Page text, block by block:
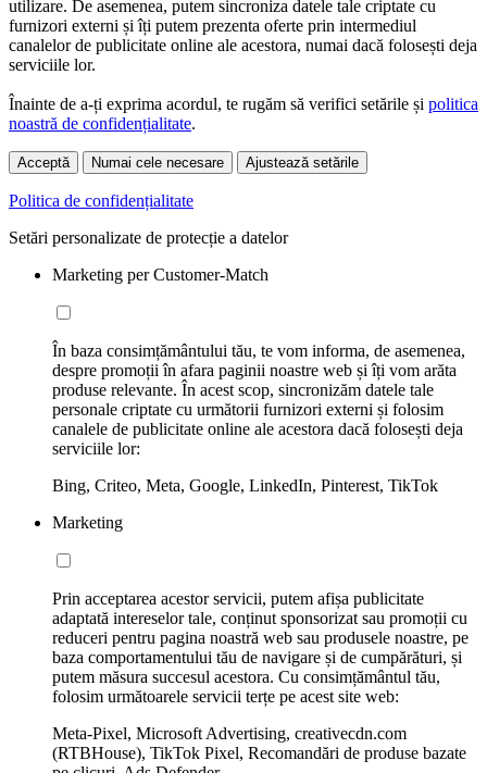
utilizare. De asemenea, putem sincroniza datele tale criptate cu
furnizori externi și îți putem prezenta oferte prin intermediul
canalelor de publicitate online ale acestora, numai dacă folosești deja
serviciile lor.
Înainte de a-ți exprima acordul, te rugăm să verifici setările și politica
noastră de confidențialitate.
Acceptă Numai cele necesare Ajustează setările
Politica de confidențialitate
Setări personalizate de protecție a datelor
Marketing per Customer-Match
În baza consimțământului tău, te vom informa, de asemenea,
despre promoții în afara paginii noastre web și îți vom arăta
produse relevante. În acest scop, sincronizăm datele tale
personale criptate cu următorii furnizori externi și folosim
canalele de publicitate online ale acestora dacă folosești deja
serviciile lor:
Bing, Criteo, Meta, Google, LinkedIn, Pinterest, TikTok
Marketing
Prin acceptarea acestor servicii, putem afișa publicitate
adaptată intereselor tale, conținut sponsorizat sau promoții cu
reduceri pentru pagina noastră web sau produsele noastre, pe
baza comportamentului tău de navigare și de cumpărături, și
putem măsura succesul acestora. Cu consimțământul tău,
folosim următoarele servicii terțe pe acest site web:
Meta-Pixel, Microsoft Advertising, creativecdn.com
(RTBHouse), TikTok Pixel, Recomandări de produse bazate